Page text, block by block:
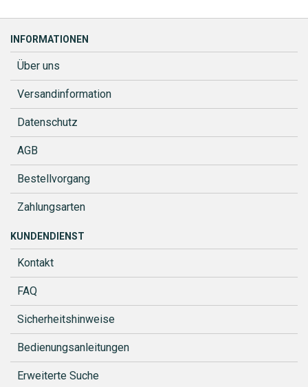
INFORMATIONEN
Über uns
Versandinformation
Datenschutz
AGB
Bestellvorgang
Zahlungsarten
KUNDENDIENST
Kontakt
FAQ
Sicherheitshinweise
Bedienungsanleitungen
Erweiterte Suche